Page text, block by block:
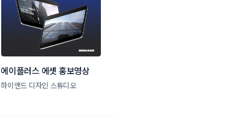
에이플러스 에셋 홍보영상
하이앤드 디자인 스튜디오